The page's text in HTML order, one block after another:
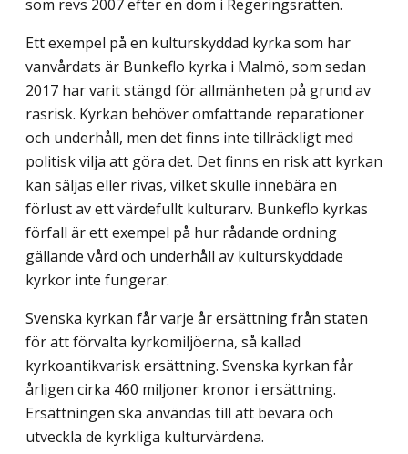
som revs 2007 efter en dom i Regeringsrätten.
Ett exempel på en kulturskyddad kyrka som har
vanvårdats är Bunkeflo kyrka i Malmö, som sedan
2017 har varit stängd för allmänheten på grund av
rasrisk. Kyrkan behöver omfattande reparationer
och underhåll, men det finns inte tillräckligt med
politisk vilja att göra det. Det finns en risk att kyrkan
kan säljas eller rivas, vilket skulle innebära en
förlust av ett värdefullt kulturarv. Bunkeflo kyrkas
förfall är ett exempel på hur rådande ordning
gällande vård och underhåll av kulturskyddade
kyrkor inte fungerar.
Svenska kyrkan får varje år ersättning från staten
för att förvalta kyrkomiljöerna, så kallad
kyrkoantikvarisk ersättning. Svenska kyrkan får
årligen cirka 460 miljoner kronor i ersättning.
Ersättningen ska användas till att bevara och
utveckla de kyrkliga kulturvärdena.